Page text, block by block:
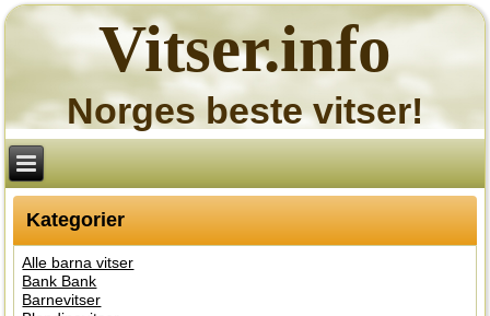
Vitser.info
Norges beste vitser!
Kategorier
Alle barna vitser
Bank Bank
Barnevitser